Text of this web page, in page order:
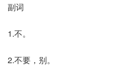
副词
1.不。
2.不要，别。